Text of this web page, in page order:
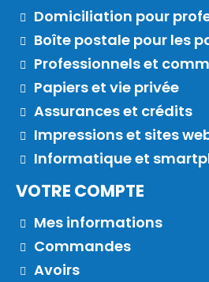
Domiciliation pour
Boîte postale pour les
Professionnels et
Papiers et vie privée
Assurances et crédits
Impressions et sites
Informatique et
VOTRE COMPTE
Mes informations
Commandes
Avoirs